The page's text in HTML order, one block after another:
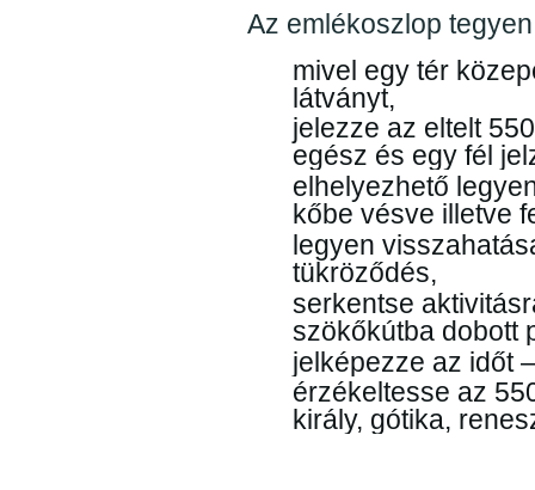
Az emlékoszlop
mivel egy tér
látványt,
jelezze az eltelt
egész és egy fél
elhelyezhető
kőbe vésve illetve
legyen
tükröződés,
serkentse
szökőkútba dobott
jelképezze az időt
érzékeltesse az
király, gótika,